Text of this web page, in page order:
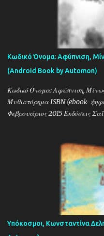
Κωδικό Όνομα: Αφύπνιση,
(Android Book by Automon)
Κωδικό Όνομα: Αφύπνιση,
Μυθιστόρημα ISBN (ebook-
Φεβρουάριος 2015 Εκδόσεις
Υπόκοσμοι, Κωνσταντίνα